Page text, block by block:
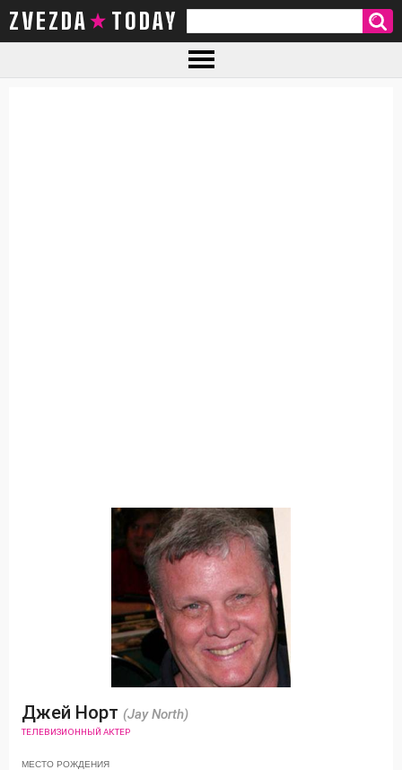
ZVEZDA TODAY
Джей Норт (Jay North)
ТЕЛЕВИЗИОННЫЙ АКТЕР
МЕСТО РОЖДЕНИЯ